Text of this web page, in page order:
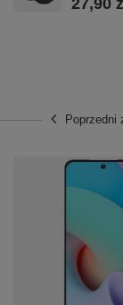
Poprzedni